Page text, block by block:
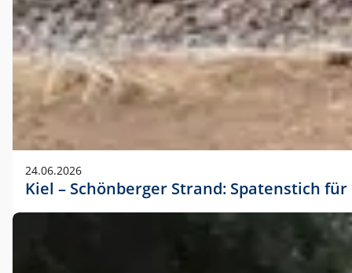
24.06.2026
Kiel – Schönberger Strand: Spatenstich